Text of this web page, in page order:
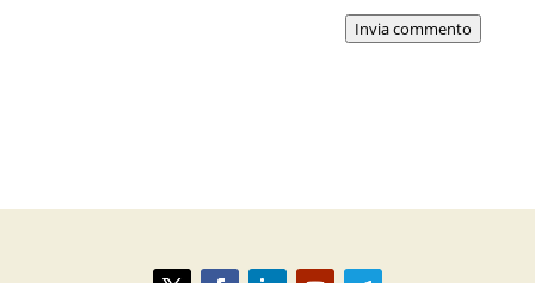
Invia commento